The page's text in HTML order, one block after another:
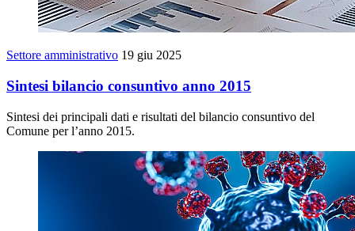
Settore amministrativo 19 giu 2025
Sintesi bilancio consuntivo anno 2015
Sintesi dei principali dati e risultati del bilancio consuntivo del
Comune per l’anno 2015.